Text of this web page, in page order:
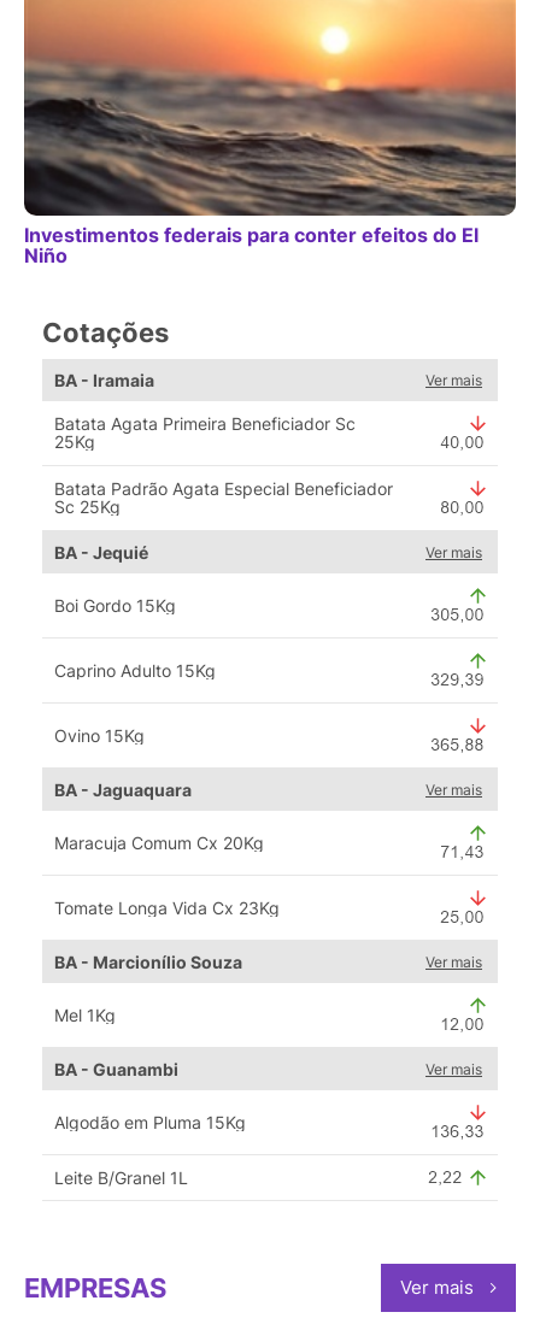
Investimentos federais para conter efeitos do El
Niño
Cotações
BA - Iramaia Ver mais
Batata Agata Primeira Beneficiador Sc
25Kg
Batata Padrão Agata Especial Beneficiador
Sc 25Kg
BA - Jequié Ver mais
Boi Gordo 15Kg
Caprino Adulto 15Kg
Ovino 15Kg
BA - Jaguaquara Ver mais
Maracuja Comum Cx 20Kg
Tomate Longa Vida Cx 23Kg
BA - Marcionílio Souza Ver mais
Mel 1Kg
BA - Guanambi Ver mais
Algodão em Pluma 15Kg
Leite B/Granel 1L
EMPRESAS Ver mais